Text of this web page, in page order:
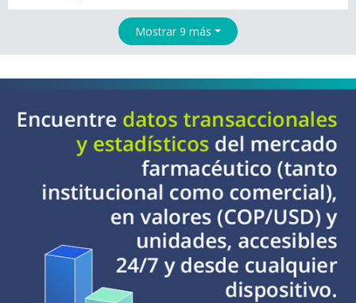
Mostrar 9 más